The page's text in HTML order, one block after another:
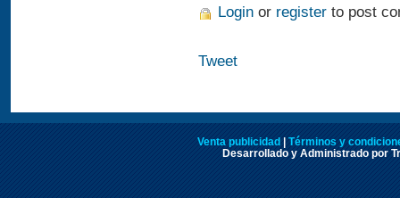
Login or register to post
Tweet
Venta publicidad | Términos y
Desarrollado y Administrado por